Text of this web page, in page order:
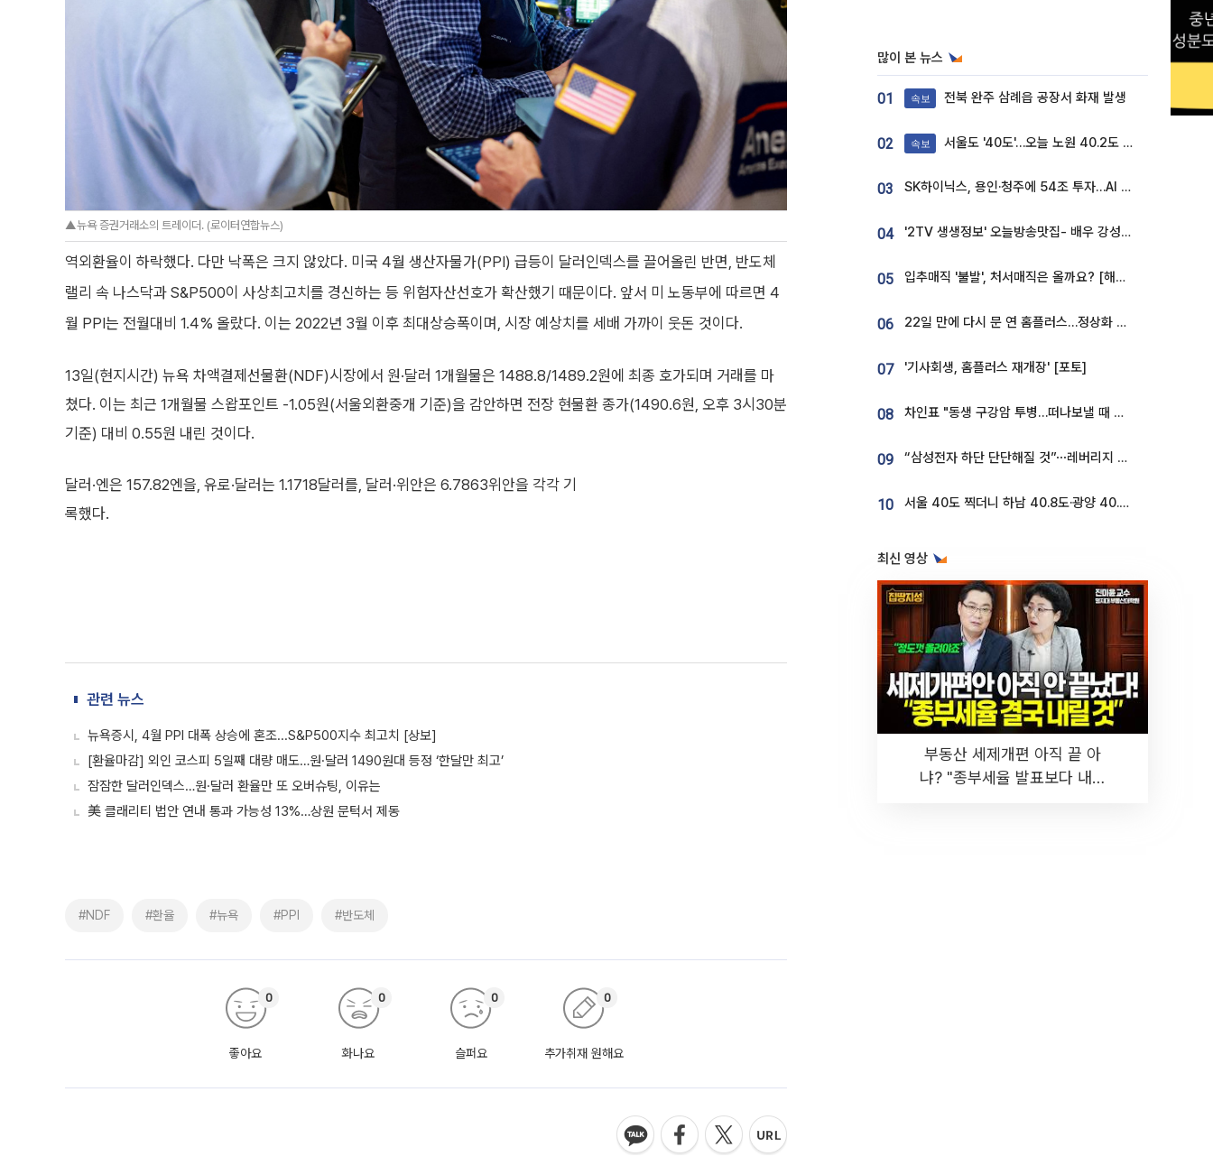
▲뉴욕 증권거래소의 트레이더. (로이터연합뉴스)
역외환율이 하락했다. 다만 낙폭은 크지 않았다. 미국 4월 생산자물가(PPI) 급등이 달러인덱스를 끌어올린 반면, 반도체
랠리 속 나스닥과 S&P500이 사상최고치를 경신하는 등 위험자산선호가 확산했기 때문이다. 앞서 미 노동부에 따르면 4
월 PPI는 전월대비 1.4% 올랐다. 이는 2022년 3월 이후 최대상승폭이며, 시장 예상치를 세배 가까이 웃돈 것이다.
13일(현지시간) 뉴욕 차액결제선물환(NDF)시장에서 원·달러 1개월물은 1488.8/1489.2원에 최종 호가되며 거래를 마
쳤다. 이는 최근 1개월물 스왑포인트 -1.05원(서울외환중개 기준)을 감안하면 전장 현물환 종가(1490.6원, 오후 3시30분
기준) 대비 0.55원 내린 것이다.
달러·엔은 157.82엔을, 유로·달러는 1.1718달러를, 달러·위안은 6.7863위안을 각각 기
록했다.
관련 뉴스
뉴욕증시, 4월 PPI 대폭 상승에 혼조...S&P500지수 최고치 [상보]
[환율마감] 외인 코스피 5일째 대량 매도…원·달러 1490원대 등정 ‘한달만 최고’
잠잠한 달러인덱스…원·달러 환율만 또 오버슈팅, 이유는
美 클래리티 법안 연내 통과 가능성 13%…상원 문턱서 제동
#NDF #환율 #뉴욕 #PPI #반도체
좋아요
0
화나요
0
슬퍼요
0
추가취재 원해요
0
많이 본 뉴스
01 속보 전북 완주 삼례읍 공장서 화재 발생
02 속보 서울도 '40도'…오늘 노원 40.2도 기록
03 SK하이닉스, 용인·청주에 54조 투자…AI 메모리 생산기지 키운다
04 '2TV 생생정보' 오늘방송맛집- 배우 강성진 단골! 쌀국수ㆍ푸팟퐁 커리 맛집 '블○○○'
05 입추매직 '불발', 처서매직은 올까요? [해시태그]
06 22일 만에 다시 문 연 홈플러스…정상화 바쁜데 재고 없어 ‘발동동’[가보니]
07 '기사회생, 홈플러스 재개장' [포토]
08 차인표 "동생 구강암 투병…떠나보낼 때 가장 힘들었다”
09 “삼성전자 하단 단단해질 것”⋯레버리지 규제에 쏠림 완화 [찐코노미]
10 서울 40도 찍더니 하남 40.8도·광양 40.2도…전국 '펄펄'
최신 영상
부동산 세제개편 아직 끝 아
냐? "종부세율 발표보다 내릴